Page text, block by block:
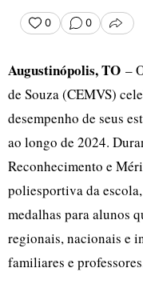
0 0
Augustinópolis, TO –
de Souza (CEMVS)
desempenho de seus
ao longo de 2024.
Reconhecimento e
poliesportiva da
medalhas para alunos
regionais, nacionais e
familiares e